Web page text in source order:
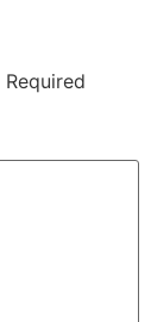
Required